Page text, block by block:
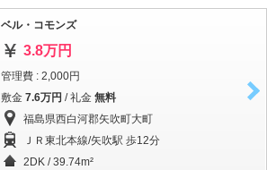
ベル・コモンズ
3.8万円
管理費 : 2,000円
敷金 7.6万円 / 礼金 無料
福島県西白河郡矢吹町大町
ＪＲ東北本線/矢吹駅 歩12分
2DK / 39.74m²